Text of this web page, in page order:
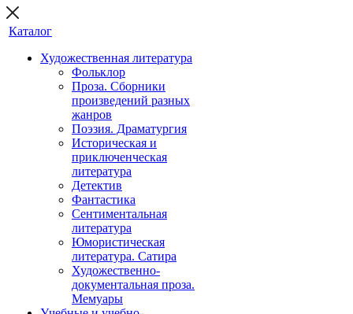
Каталог
Художественная литература
Фольклор
Проза. Сборники
произведений разных
жанров
Поэзия. Драматургия
Историческая и
приключенческая
литература
Детектив
Фантастика
Сентиментальная
литература
Юмористическая
литература. Сатира
Художественно-
документальная проза.
Мемуары